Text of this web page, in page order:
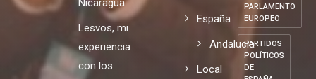
contra la
de opinión
en
Nicaragua
Lesvos, mi
10/07/2026
Mundo
Europa
España
ODS
PARLAMENTO
EUROPEO